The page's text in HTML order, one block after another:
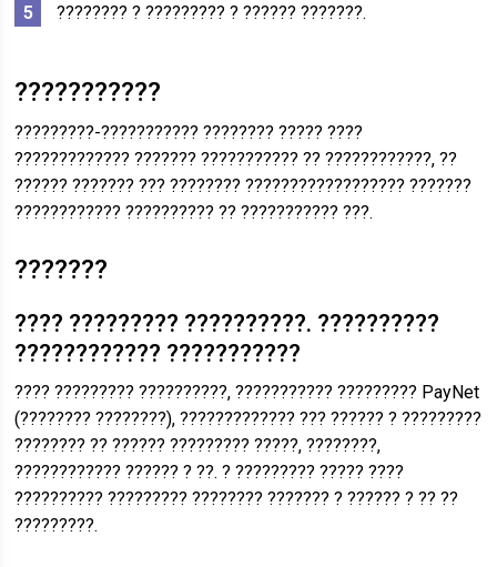
???????? ? ????????? ? ?????? ???????.
???????????
?????????-??????????? ???????? ????? ????
????????????? ??????? ??????????? ?? ????????????, ??
?????? ??????? ??? ???????? ?????????????????? ???????
???????????? ?????????? ?? ??????????? ???.
???????
???? ????????? ??????????. ??????????
???????????? ???????????
???? ????????? ??????????, ??????????? ????????? PayNet
(???????? ????????), ????????????? ??? ?????? ? ?????????
???????? ?? ?????? ????????? ?????, ????????,
???????????? ?????? ? ??. ? ????????? ????? ????
?????????? ????????? ???????? ??????? ? ?????? ? ?? ??
?????????.